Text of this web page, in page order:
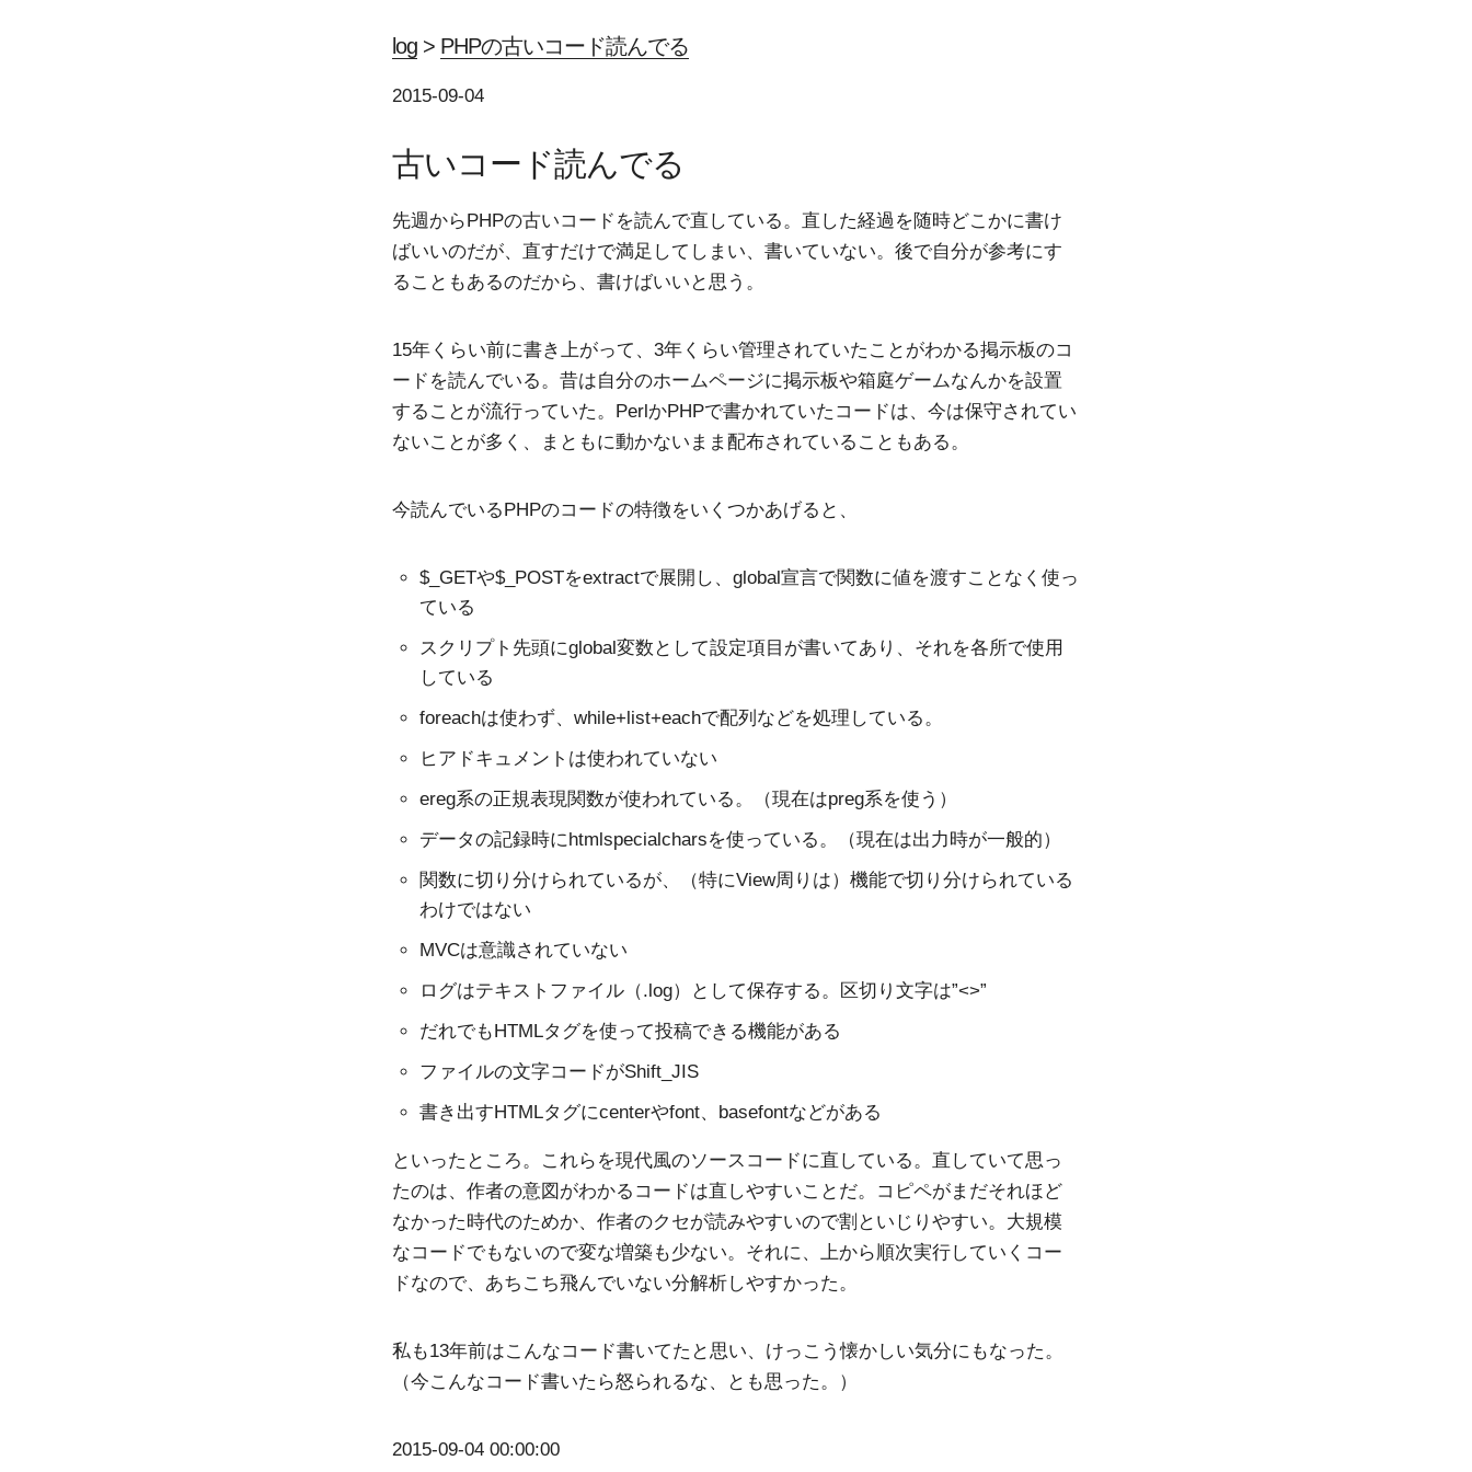
log> PHPの古いコード読んでる
2015-09-04
古いコード読んでる
先週からPHPの古いコードを読んで直している。直した経過を随時どこかに書け
ばいいのだが、直すだけで満足してしまい、書いていない。後で自分が参考にす
ることもあるのだから、書けばいいと思う。
15年くらい前に書き上がって、3年くらい管理されていたことがわかる掲示板のコ
ードを読んでいる。昔は自分のホームページに掲示板や箱庭ゲームなんかを設置
することが流行っていた。PerlかPHPで書かれていたコードは、今は保守されてい
ないことが多く、まともに動かないまま配布されていることもある。
今読んでいるPHPのコードの特徴をいくつかあげると、
$_GETや$_POSTをextractで展開し、global宣言で関数に値を渡すことなく使っ
ている
スクリプト先頭にglobal変数として設定項目が書いてあり、それを各所で使用
している
foreachは使わず、while+list+eachで配列などを処理している。
ヒアドキュメントは使われていない
ereg系の正規表現関数が使われている。（現在はpreg系を使う）
データの記録時にhtmlspecialcharsを使っている。（現在は出力時が一般的）
関数に切り分けられているが、（特にView周りは）機能で切り分けられている
わけではない
MVCは意識されていない
ログはテキストファイル（.log）として保存する。区切り文字は”<>”
だれでもHTMLタグを使って投稿できる機能がある
ファイルの文字コードがShift_JIS
書き出すHTMLタグにcenterやfont、basefontなどがある
といったところ。これらを現代風のソースコードに直している。直していて思っ
たのは、作者の意図がわかるコードは直しやすいことだ。コピペがまだそれほど
なかった時代のためか、作者のクセが読みやすいので割といじりやすい。大規模
なコードでもないので変な増築も少ない。それに、上から順次実行していくコー
ドなので、あちこち飛んでいない分解析しやすかった。
私も13年前はこんなコード書いてたと思い、けっこう懐かしい気分にもなった。
（今こんなコード書いたら怒られるな、とも思った。）
2015-09-04 00:00:00